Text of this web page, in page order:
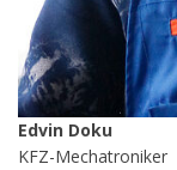
Edvin Doku
KFZ-Mechatroniker